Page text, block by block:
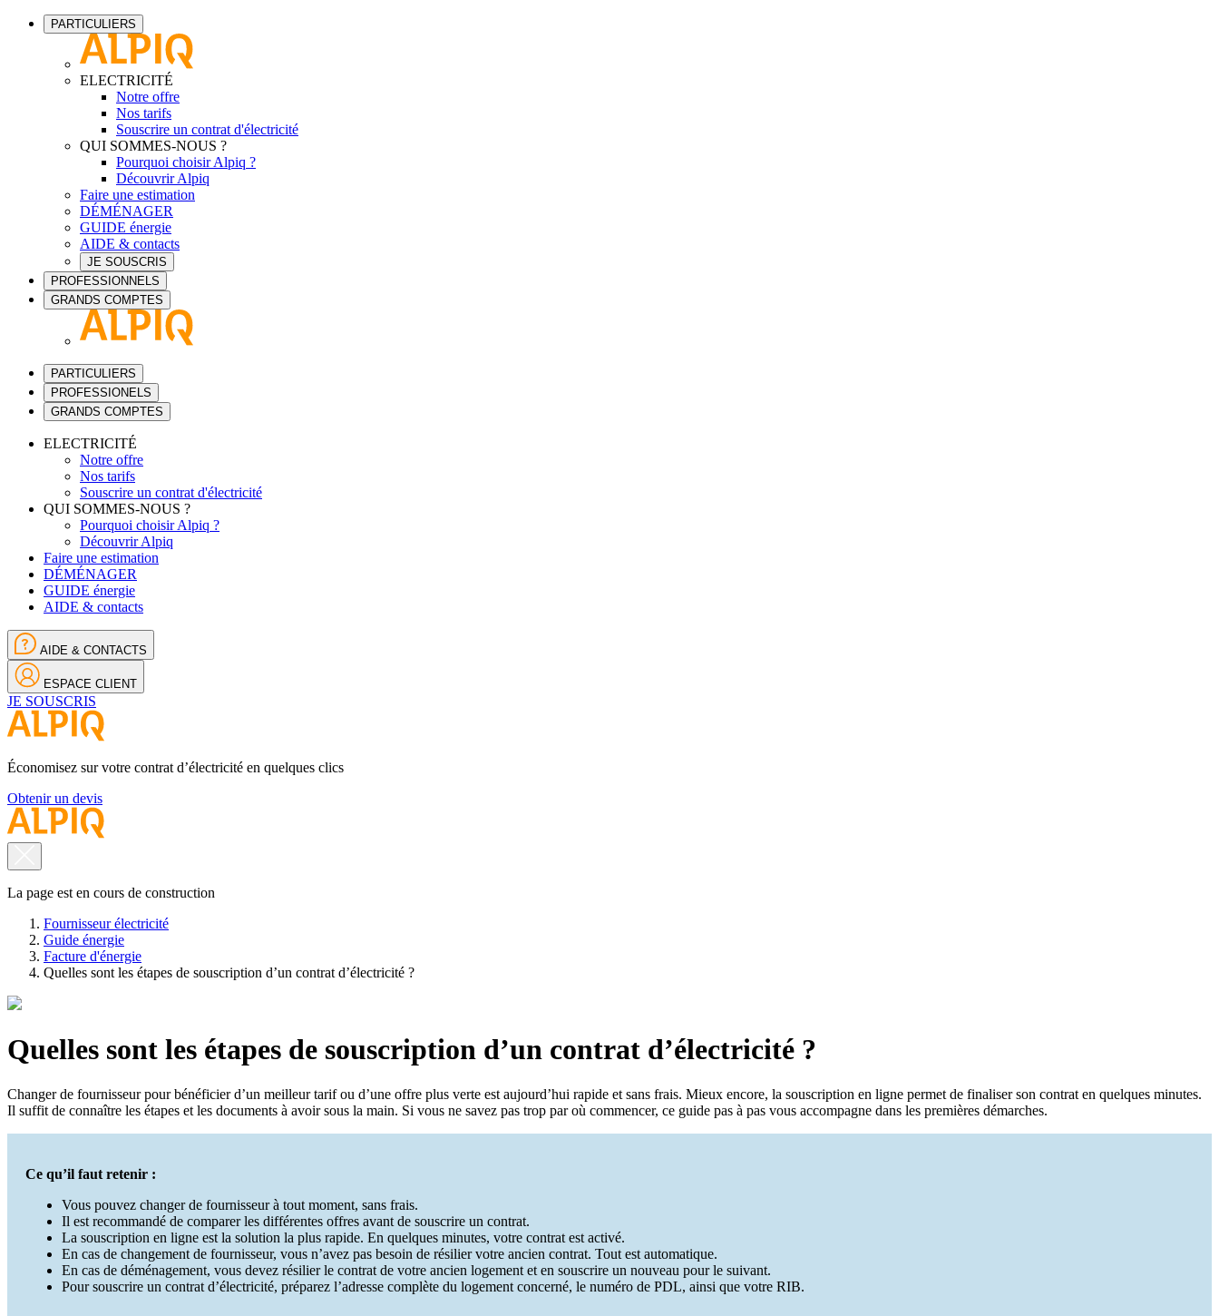
PARTICULIERS
ELECTRICITÉ
Notre offre
Nos tarifs
Souscrire un contrat d'électricité
QUI SOMMES-NOUS ?
Pourquoi choisir Alpiq ?
Découvrir Alpiq
Faire une estimation
DÉMÉNAGER
GUIDE énergie
AIDE & contacts
JE SOUSCRIS
PROFESSIONNELS
GRANDS COMPTES
PARTICULIERS
PROFESSIONELS
GRANDS COMPTES
ELECTRICITÉ
Notre offre
Nos tarifs
Souscrire un contrat d'électricité
QUI SOMMES-NOUS ?
Pourquoi choisir Alpiq ?
Découvrir Alpiq
Faire une estimation
DÉMÉNAGER
GUIDE énergie
AIDE & contacts
AIDE & CONTACTS
ESPACE CLIENT
JE SOUSCRIS
Économisez sur votre contrat d’électricité en quelques clics
Obtenir un devis
La page est en cours de construction
Fournisseur électricité
Guide énergie
Facture d'énergie
Quelles sont les étapes de souscription d’un contrat d’électricité ?
Quelles sont les étapes de souscription d’un contrat d’électricité ?
Changer de fournisseur pour bénéficier d’un meilleur tarif ou d’une offre plus verte est aujourd’hui rapide et sans frais. Mieux encore, la souscription en ligne permet de finaliser son contrat en quelques minutes.
Il suffit de connaître les étapes et les documents à avoir sous la main. Si vous ne savez pas trop par où commencer, ce guide pas à pas vous accompagne dans les premières démarches.
Ce qu’il faut retenir :
Vous pouvez changer de fournisseur à tout moment, sans frais.
Il est recommandé de comparer les différentes offres avant de souscrire un contrat.
La souscription en ligne est la solution la plus rapide. En quelques minutes, votre contrat est activé.
En cas de changement de fournisseur, vous n’avez pas besoin de résilier votre ancien contrat. Tout est automatique.
En cas de déménagement, vous devez résilier le contrat de votre ancien logement et en souscrire un nouveau pour le suivant.
Pour souscrire un contrat d’électricité, préparez l’adresse complète du logement concerné, le numéro de PDL, ainsi que votre RIB.